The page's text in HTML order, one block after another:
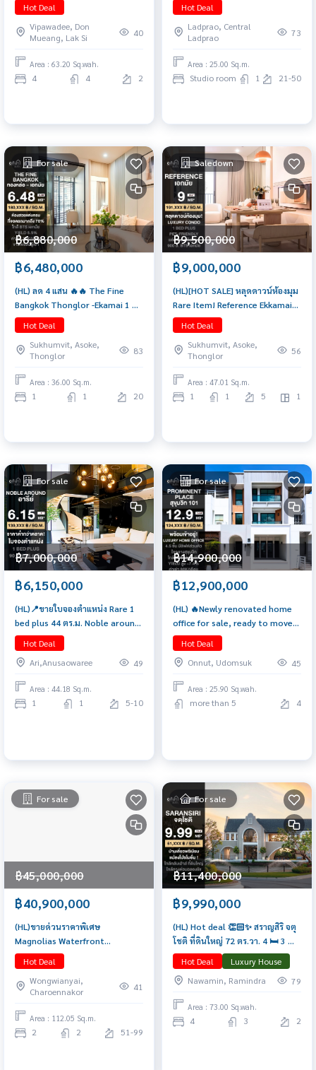
ฝ่ายขาย 065-6956939 (ลูกเกด)
Hot Deal
Vipawadee, Don
Mueang, Lak Si
40
Area : 63.20 Sq.wah.
4 4 2
Hot Deal
Ladprao, Central
Ladprao
73
Area : 25.00 Sq.m.
Studio room 1 21-50
For sale
฿6,880,000
฿6,480,000
(HL) ลด 4 แสน 🔥🔥 The Fine
Bangkok Thonglor -Ekamai 1 🛌
1 🛁 36 sq.m. Exclusive deal 065-
6956939 (ลูกเกด)
Hot Deal
Sukhumvit, Asoke,
Thonglor
83
Area : 36.00 Sq.m.
1 1 20
Saledown
฿9,500,000
฿9,000,000
(HL)[HOT SALE] หลุดดาวน์ห้องมุม
Rare Item! Reference Ekkamai
(เรฟเฟอเรนซ์ เอกมัย) 1 Bed Plus
ชั้น 5 ยูนิตเดียวในชั้น ติด Amenity
เดินถึงฟิตเนส-สวนทันที เลี้ยงสัตว์ได้
(Pet-Friendly) หักลบ Cashback
แล้วสุดคุ้ม!
Hot Deal
Sukhumvit, Asoke,
Thonglor
56
Area : 47.01 Sq.m.
1 1 5 1
For sale
฿7,000,000
฿6,150,000
(HL)📍ขายใบจองตำแหน่ง Rare 1
bed plus 44 ตร.ม. Noble around
ari (ติดbts อารีย์ 90เมตร)📲
𝟎𝟔𝟒-𝟕𝟗𝟒𝟒𝟐𝟔𝟑(คุณน้ำ)
Hot Deal
Ari,Anusaowaree
49
Area : 44.18 Sq.m.
1 1 5-10
For sale
฿14,900,000
฿12,900,000
(HL) 🔥Newly renovated home
office for sale, ready to move
in!🔥 Prominent Place
Sukhumvit 101 (4 bedrooms, 6
bathrooms, 25.9 sq.wah, 280
sq.m.) Only 12.9 MB!! Tel.
0922635410 Earth
Hot Deal
Onnut, Udomsuk
45
Area : 25.90 Sq.wah.
more than 5 4
For sale
฿45,000,000
฿40,900,000
(HL)ขายด่วนราคาพิเศษ
Magnolias Waterfront
Residences | ชั้นสูงมาก วิวแม่น้ำ
เจ้าพระยาเต็มตา 📲
𝟎𝟔𝟒-𝟕𝟗𝟒𝟒𝟐𝟔𝟑(คุณน้ำ)
Hot Deal
Wongwianyai,
Charoennakor
41
Area : 112.05 Sq.m.
2 2 51-99
For sale
฿11,400,000
฿9,990,000
(HL) Hot deal 👏🏻✨ สราญสิริ จตุ
โชติ ที่ดินใหญ่ 72 ตร.วา. 4 🛏️ 3 🛁
2 🚘 ติดต่อฝ่ายขาย 065-6956939
(ลูกเกด)
Hot Deal
Luxury House
Nawamin, Ramindra
79
Area : 73.00 Sq.wah.
4 3 2